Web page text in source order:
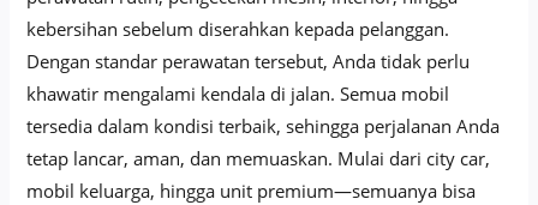
kebersihan sebelum diserahkan kepada pelanggan.
Dengan standar perawatan tersebut, Anda tidak perlu
khawatir mengalami kendala di jalan. Semua mobil
tersedia dalam kondisi terbaik, sehingga perjalanan Anda
tetap lancar, aman, dan memuaskan. Mulai dari city car,
mobil keluarga, hingga unit premium—semuanya bisa